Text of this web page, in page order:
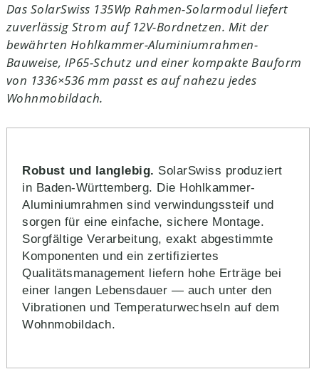
Das SolarSwiss 135Wp Rahmen-Solarmodul liefert
zuverlässig Strom auf 12V-Bordnetzen. Mit der
bewährten Hohlkammer-Aluminiumrahmen-
Bauweise, IP65-Schutz und einer kompakte Bauform
von 1336×536 mm passt es auf nahezu jedes
Wohnmobildach.
Robust und langlebig. SolarSwiss produziert
in Baden-Württemberg. Die Hohlkammer-
Aluminiumrahmen sind verwindungssteif und
sorgen für eine einfache, sichere Montage.
Sorgfältige Verarbeitung, exakt abgestimmte
Komponenten und ein zertifiziertes
Qualitätsmanagement liefern hohe Erträge bei
einer langen Lebensdauer — auch unter den
Vibrationen und Temperaturwechseln auf dem
Wohnmobildach.